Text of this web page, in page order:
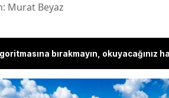
Murat Beyaz
bırakmayın, okuyacağınız